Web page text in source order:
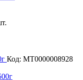
Код: MT0000008928